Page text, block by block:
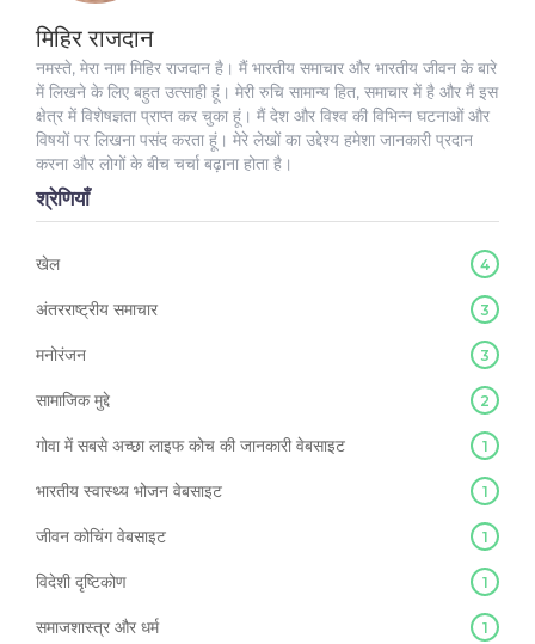
मिहिर राजदान
नमस्ते, मेरा नाम मिहिर राजदान है। मैं भारतीय समाचार और भारतीय जीवन के बारे
में लिखने के लिए बहुत उत्साही हूं। मेरी रुचि सामान्य हित, समाचार में है और मैं इस
क्षेत्र में विशेषज्ञता प्राप्त कर चुका हूं। मैं देश और विश्व की विभिन्न घटनाओं और
विषयों पर लिखना पसंद करता हूं। मेरे लेखों का उद्देश्य हमेशा जानकारी प्रदान
करना और लोगों के बीच चर्चा बढ़ाना होता है।
श्रेणियाँ
खेल 4
अंतरराष्ट्रीय समाचार 3
मनोरंजन 3
सामाजिक मुद्दे 2
गोवा में सबसे अच्छा लाइफ कोच की जानकारी वेबसाइट 1
भारतीय स्वास्थ्य भोजन वेबसाइट 1
जीवन कोचिंग वेबसाइट 1
विदेशी दृष्टिकोण 1
समाजशास्त्र और धर्म 1